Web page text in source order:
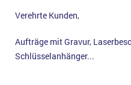
Verehrte Kunden,
Aufträge mit Gravur,
Schlüsselanhänger...